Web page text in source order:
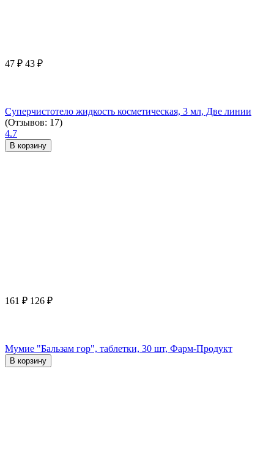
47 ₽ 43 ₽
Суперчистотело жидкость косметическая, 3 мл, Две линии
(Отзывов: 17)
4.7
В корзину
161 ₽ 126 ₽
Мумие "Бальзам гор", таблетки, 30 шт, Фарм-Продукт
В корзину